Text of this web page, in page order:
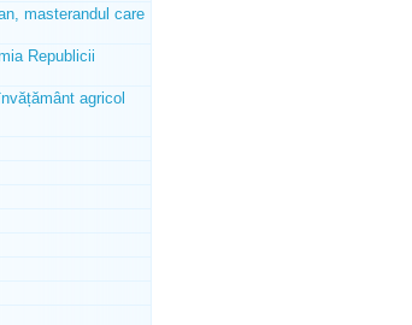
masterandul care
Republicii
agricol